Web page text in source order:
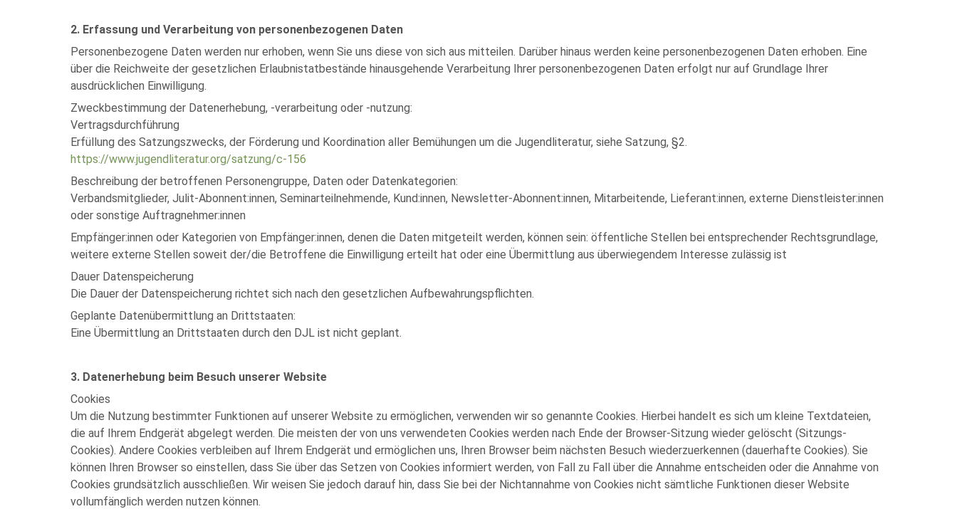
2. Erfassung und Verarbeitung von personenbezogenen Daten
Personenbezogene Daten werden nur erhoben, wenn Sie uns diese von sich aus mitteilen. Darüber hinaus werden keine personenbezogenen Daten erhoben. Eine
über die Reichweite der gesetzlichen Erlaubnistatbestände hinausgehende Verarbeitung Ihrer personenbezogenen Daten erfolgt nur auf Grundlage Ihrer
ausdrücklichen Einwilligung.
Zweckbestimmung der Datenerhebung, -verarbeitung oder -nutzung:
Vertragsdurchführung
Erfüllung des Satzungszwecks, der Förderung und Koordination aller Bemühungen um die Jugendliteratur, siehe Satzung, §2.
https://www.jugendliteratur.org/satzung/c-156
Beschreibung der betroffenen Personengruppe, Daten oder Datenkategorien:
Verbandsmitglieder, Julit-Abonnent:innen, Seminarteilnehmende, Kund:innen, Newsletter-Abonnent:innen, Mitarbeitende, Lieferant:innen, externe Dienstleister:innen
oder sonstige Auftragnehmer:innen
Empfänger:innen oder Kategorien von Empfänger:innen, denen die Daten mitgeteilt werden, können sein: öffentliche Stellen bei entsprechender Rechtsgrundlage,
weitere externe Stellen soweit der/die Betroffene die Einwilligung erteilt hat oder eine Übermittlung aus überwiegendem Interesse zulässig ist
Dauer Datenspeicherung
Die Dauer der Datenspeicherung richtet sich nach den gesetzlichen Aufbewahrungspflichten.
Geplante Datenübermittlung an Drittstaaten:
Eine Übermittlung an Drittstaaten durch den DJL ist nicht geplant.
3. Datenerhebung beim Besuch unserer Website
Cookies
Um die Nutzung bestimmter Funktionen auf unserer Website zu ermöglichen, verwenden wir so genannte Cookies. Hierbei handelt es sich um kleine Textdateien,
die auf Ihrem Endgerät abgelegt werden. Die meisten der von uns verwendeten Cookies werden nach Ende der Browser-Sitzung wieder gelöscht (Sitzungs-
Cookies). Andere Cookies verbleiben auf Ihrem Endgerät und ermöglichen uns, Ihren Browser beim nächsten Besuch wiederzuerkennen (dauerhafte Cookies). Sie
können Ihren Browser so einstellen, dass Sie über das Setzen von Cookies informiert werden, von Fall zu Fall über die Annahme entscheiden oder die Annahme von
Cookies grundsätzlich ausschließen. Wir weisen Sie jedoch darauf hin, dass Sie bei der Nichtannahme von Cookies nicht sämtliche Funktionen dieser Website
vollumfänglich werden nutzen können.